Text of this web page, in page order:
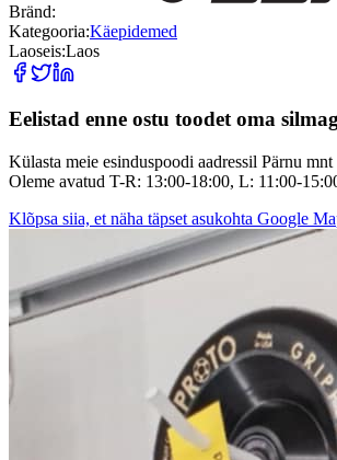
Bränd:
Kategooria:Käepidemed
Laoseis:Laos
Eelistad enne ostu toodet oma
Külasta meie esinduspoodi aadressil Pärnu
Oleme avatud T-R: 13:00-18:00, L: 11:00-
Klõpsa siia, et näha täpset asukohta Google